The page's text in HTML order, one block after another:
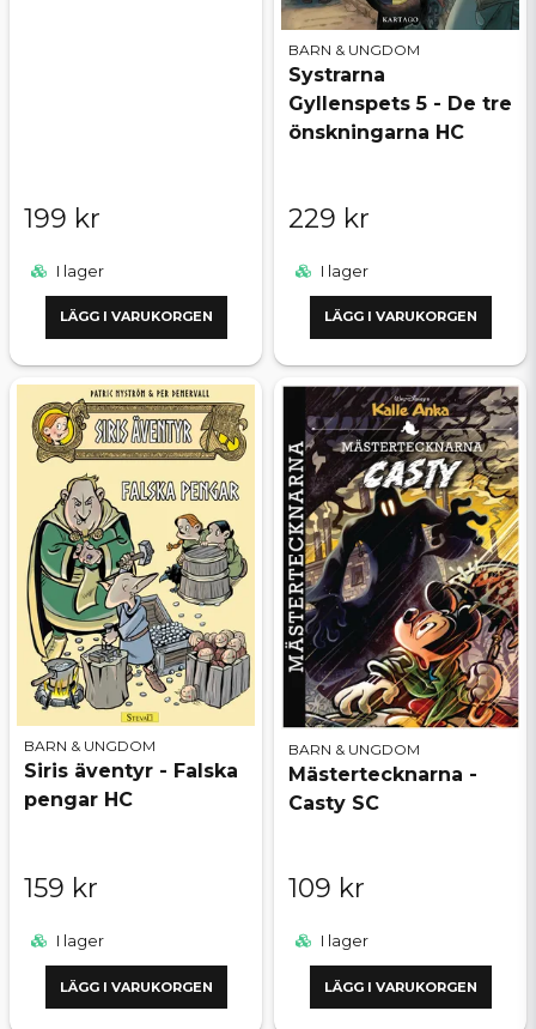
199 kr
I lager
LÄGG I VARUKORGEN
BARN & UNGDOM
Systrarna
Gyllenspets 5 - De tre
önskningarna HC
229 kr
I lager
LÄGG I VARUKORGEN
BARN & UNGDOM
Siris äventyr - Falska
pengar HC
159 kr
I lager
LÄGG I VARUKORGEN
BARN & UNGDOM
Mästertecknarna -
Casty SC
109 kr
I lager
LÄGG I VARUKORGEN